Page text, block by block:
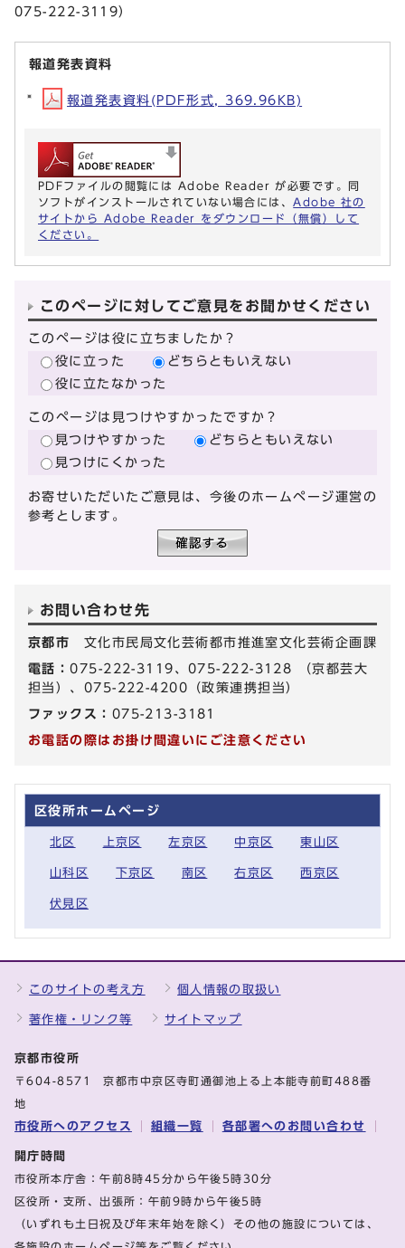
075-222-3119）
報道発表資料
報道発表資料(PDF形式, 369.96KB)
PDFファイルの閲覧には Adobe Reader が必要です。同
ソフトがインストールされていない場合には、 Adobe 社の
サイトから Adobe Reader をダウンロード（無償）して
ください。
このページに対してご意見をお聞かせください
このページは役に立ちましたか？
役に立った
どちらともいえない
役に立たなかった
このページは見つけやすかったですか？
見つけやすかった
どちらともいえない
見つけにくかった
お寄せいただいたご意見は、今後のホームページ運営の
参考とします。
お問い合わせ先
京都市 文化市民局文化芸術都市推進室文化芸術企画課
電話：075-222-3119、075-222-3128 （京都芸大
担当）、075-222-4200（政策連携担当）
ファックス： 075-213-3181
お電話の際はお掛け間違いにご注意ください
区役所ホームページ
北区 上京区 左京区 中京区 東山区
山科区 下京区 南区 右京区 西京区
伏見区
このサイトの考え方 個人情報の取扱い
著作権・リンク等 サイトマップ
京都市役所
〒604-8571 京都市中京区寺町通御池上る上本能寺前町488番
地
市役所へのアクセス 組織一覧 各部署へのお問い合わせ
開庁時間
市役所本庁舎：午前8時45分から午後5時30分
区役所・支所、出張所：午前9時から午後5時
（いずれも土日祝及び年末年始を除く）その他の施設については、